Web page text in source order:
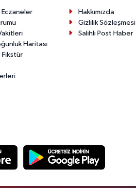
Haritası
Fikstür
Hakkımızda
Gizlilik Sözleşmesi
Salihli Post Haber